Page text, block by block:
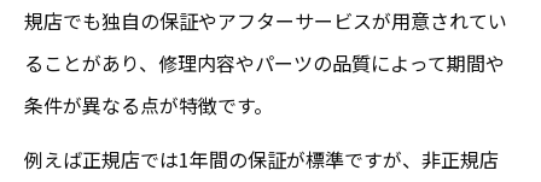
規店でも独自の保証やアフターサービスが用意されてい
ることがあり、修理内容やパーツの品質によって期間や
条件が異なる点が特徴です。
例えば正規店では1年間の保証が標準ですが、非正規店